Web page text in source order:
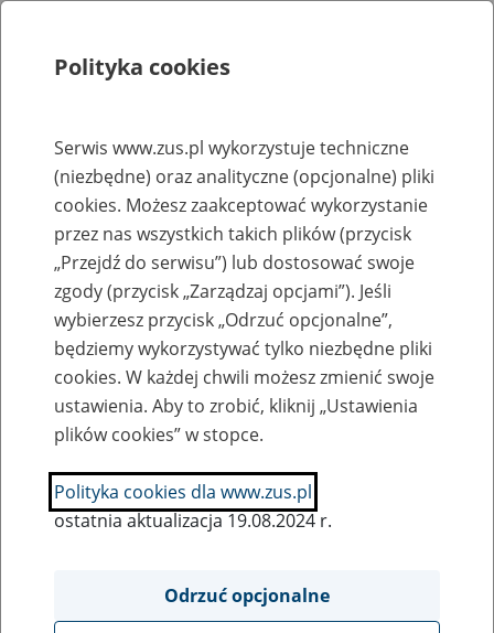
Rejestry, ewidencje i archiwa
Baza zlikwidowanych lub
przekształconych zakładów pracy
Nazwa zakładu pracy:
SZUKAJ
Polityka cookies
Serwis www.zus.pl wykorzystuje techniczne
(niezbędne) oraz analityczne (opcjonalne) pliki
cookies. Możesz zaakceptować wykorzystanie
przez nas wszystkich takich plików (przycisk
„Przejdź do serwisu”) lub dostosować swoje
zgody (przycisk „Zarządzaj opcjami”). Jeśli
wybierzesz przycisk „Odrzuć opcjonalne”,
będziemy wykorzystywać tylko niezbędne pliki
cookies. W każdej chwili możesz zmienić swoje
ustawienia. Aby to zrobić, kliknij „Ustawienia
plików cookies” w stopce.
Polityka cookies dla www.zus.pl
ostatnia aktualizacja 19.08.2024 r.
Odrzuć opcjonalne